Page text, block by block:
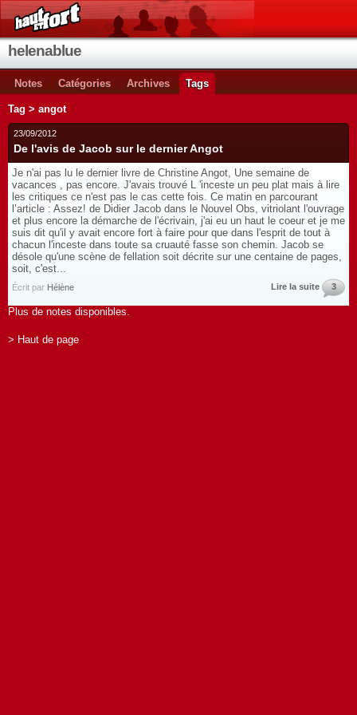
helenablue
Notes Catégories Archives Tags
Tag > angot
23/09/2012
De l'avis de Jacob sur le dernier Angot
Je n'ai pas lu le dernier livre de Christine Angot, Une semaine de
vacances , pas encore. J'avais trouvé L 'inceste un peu plat mais à lire
les critiques ce n'est pas le cas cette fois. Ce matin en parcourant
l’article : Assez! de Didier Jacob dans le Nouvel Obs, vitriolant l'ouvrage
et plus encore la démarche de l'écrivain, j'ai eu un haut le coeur et je me
suis dit qu'il y avait encore fort à faire pour que dans l'esprit de tout à
chacun l'inceste dans toute sa cruauté fasse son chemin. Jacob se
désole qu'une scène de fellation soit décrite sur une centaine de pages,
soit, c'est...
Écrit par Hélène Lire la suite 3
Plus de notes disponibles.
> Haut de page